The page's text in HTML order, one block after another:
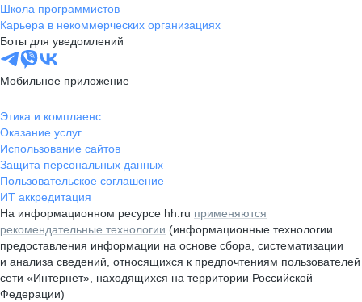
Школа программистов
Карьера в некоммерческих организациях
Боты для уведомлений
Мобильное приложение
Этика и комплаенс
Оказание услуг
Использование сайтов
Защита персональных данных
Пользовательское соглашение
ИТ аккредитация
На информационном ресурсе hh.ru применяются
рекомендательные технологии (информационные технологии
предоставления информации на основе сбора, систематизации
и анализа сведений, относящихся к предпочтениям пользователей
сети «Интернет», находящихся на территории Российской
Федерации)